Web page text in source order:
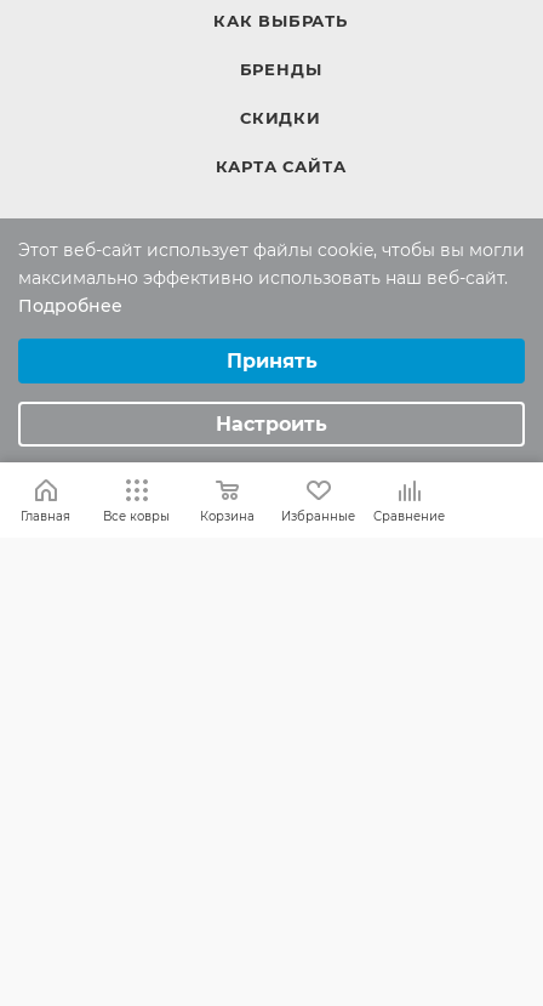
КАК ВЫБРАТЬ
БРЕНДЫ
СКИДКИ
КАРТА САЙТА
КОМПАНИЯ
ИНФОРМАЦИЯ
Вопросы и ответы
Реквизиты
Главная Все ковры Корзина Избранные Сравнение
Этот веб-сайт использует файлы cookie, чтобы вы могли
максимально эффективно использовать наш веб-сайт.
Подробнее
Аналитические/Функциональные
Принять
Настроить